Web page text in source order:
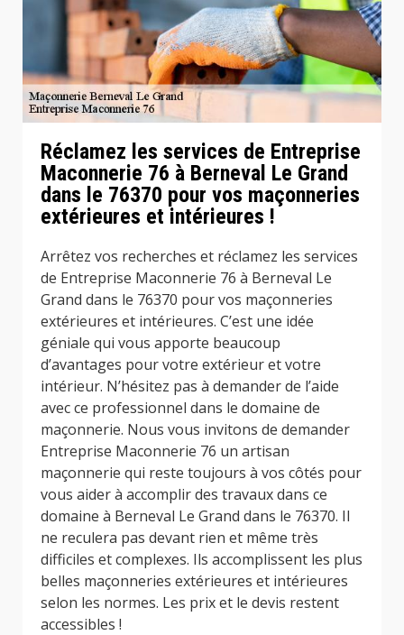
Réclamez les services de Entreprise
Maconnerie 76 à Berneval Le Grand
dans le 76370 pour vos maçonneries
extérieures et intérieures !
Arrêtez vos recherches et réclamez les services
de Entreprise Maconnerie 76 à Berneval Le
Grand dans le 76370 pour vos maçonneries
extérieures et intérieures. C’est une idée
géniale qui vous apporte beaucoup
d’avantages pour votre extérieur et votre
intérieur. N’hésitez pas à demander de l’aide
avec ce professionnel dans le domaine de
maçonnerie. Nous vous invitons de demander
Entreprise Maconnerie 76 un artisan
maçonnerie qui reste toujours à vos côtés pour
vous aider à accomplir des travaux dans ce
domaine à Berneval Le Grand dans le 76370. Il
ne reculera pas devant rien et même très
difficiles et complexes. Ils accomplissent les plus
belles maçonneries extérieures et intérieures
selon les normes. Les prix et le devis restent
accessibles !